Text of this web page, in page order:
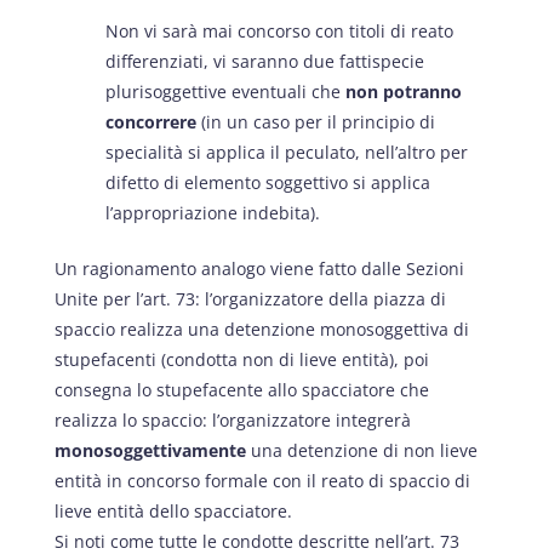
Non vi sarà mai concorso con titoli di reato
differenziati, vi saranno due fattispecie
plurisoggettive eventuali che non potranno
concorrere(in un caso per il principio di
specialità si applica il peculato, nell’altro per
difetto di elemento soggettivo si applica
l’appropriazione indebita).
Un ragionamento analogo viene fatto dalle Sezioni
Unite per l’art. 73: l’organizzatore della piazza di
spaccio realizza una detenzione monosoggettiva di
stupefacenti (condotta non di lieve entità), poi
consegna lo stupefacente allo spacciatore che
realizza lo spaccio: l’organizzatore integrerà
monosoggettivamenteuna detenzione di non lieve
entità in concorso formale con il reato di spaccio di
lieve entità dello spacciatore.
Si noti come tutte le condotte descritte nell’art. 73